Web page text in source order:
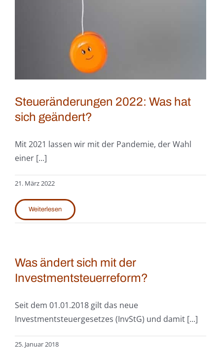
Steueränderungen 2022: Was hat
sich geändert?
Mit 2021 lassen wir mit der Pandemie, der Wahl
einer [...]
21. März 2022
Weiterlesen
Was ändert sich mit der
Investmentsteuerreform?
Seit dem 01.01.2018 gilt das neue
Investmentsteuergesetzes (InvStG) und damit [...]
25. Januar 2018